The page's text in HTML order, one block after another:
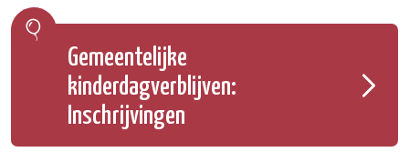
Gemeentelijke
kinderdagverblijven:
Inschrijvingen